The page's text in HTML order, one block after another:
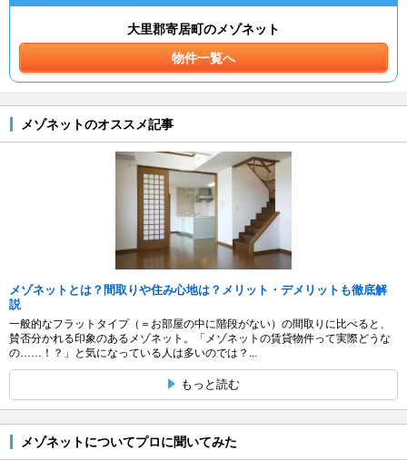
大里郡寄居町のメゾネット
物件一覧へ
メゾネットのオススメ記事
メゾネットとは？間取りや住み心地は？メリット・デメリットも徹底解
説
一般的なフラットタイプ（＝お部屋の中に階段がない）の間取りに比べると、
賛否分かれる印象のあるメゾネット。「メゾネットの賃貸物件って実際どうな
の……！？」と気になっている人は多いのでは？...
もっと読む
メゾネットについてプロに聞いてみた